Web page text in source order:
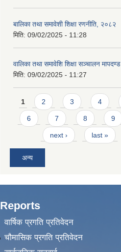
बालिका तथा समावेशी शिक्षा रणनीति, २०८२
मिति: 09/02/2025 - 11:28
वालिका तथा समावेशि शिक्षा सञ्चालन मापदण्ड
मिति: 09/02/2025 - 11:27
Pages
1 2 3 4
6 7 8 9
next › last »
अन्य
Reports
वार्षिक प्रगति प्रतिवेदन
चौमासिक प्रगति प्रतिवेदन